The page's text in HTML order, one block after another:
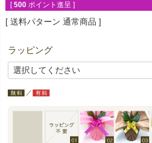
[ 500 ポイント進呈 ]
送料パターン 通常商品
ラッピング